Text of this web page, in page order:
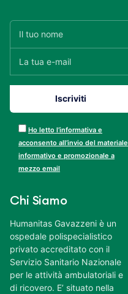
Ho letto l’informativa e
acconsento all’invio del materiale
informativo e promozionale a
mezzo email
Chi Siamo
Humanitas Gavazzeni è un
ospedale polispecialistico
privato accreditato con il
Servizio Sanitario Nazionale
per le attività ambulatoriali e
di ricovero. E’ situato nella